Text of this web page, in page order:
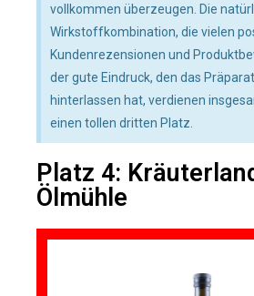
vollkommen überzeugen. Die
Wirkstoffkombination, die vielen
Kundenrezensionen und
der gute Eindruck, den das
hinterlassen hat, verdienen
einen tollen dritten Platz.
Platz 4:
Ölmühle